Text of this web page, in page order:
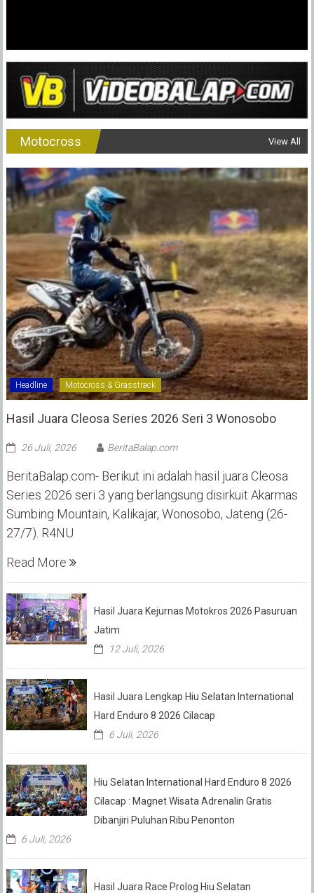
Motocross View All
Headline Motocross & Grasstrack
Hasil Juara Cleosa Series 2026 Seri 3 Wonosobo ‎
26 Juli, 2026 BeritaBalap.com
BeritaBalap.com- Berikut ini adalah hasil juara Cleosa
Series 2026 seri 3 yang berlangsung disirkuit Akarmas
Sumbing Mountain, Kalikajar, Wonosobo, Jateng (26-
27/7). R4NU
Read More
Hasil Juara Kejurnas Motokros 2026 Pasuruan
Jatim
12 Juli, 2026
Hasil Juara Lengkap Hiu Selatan International
Hard Enduro 8 2026 Cilacap
6 Juli, 2026
Hiu Selatan International Hard Enduro 8 2026
Cilacap : Magnet Wisata Adrenalin Gratis
Dibanjiri Puluhan Ribu Penonton
6 Juli, 2026
Hasil Juara Race Prolog Hiu Selatan